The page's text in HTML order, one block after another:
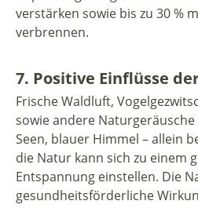
verstärken sowie bis zu 30 %
verbrennen.
7. Positive Einflüsse
Frische Waldluft,
sowie andere
Seen, blauer Himmel – allein
die Natur kann sich zu einem
Entspannung einstellen. Die
gesundheitsförderliche